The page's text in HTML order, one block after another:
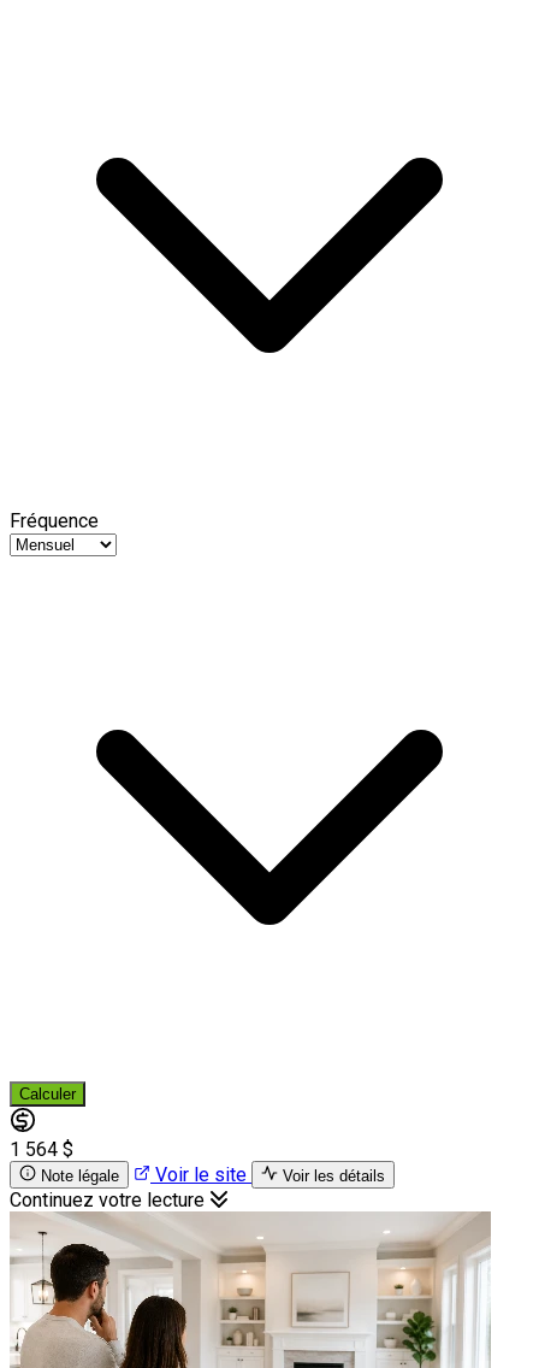
Fréquence
Calculer
1 564 $
Note légale Voir le site Voir les détails
Continuez votre lecture